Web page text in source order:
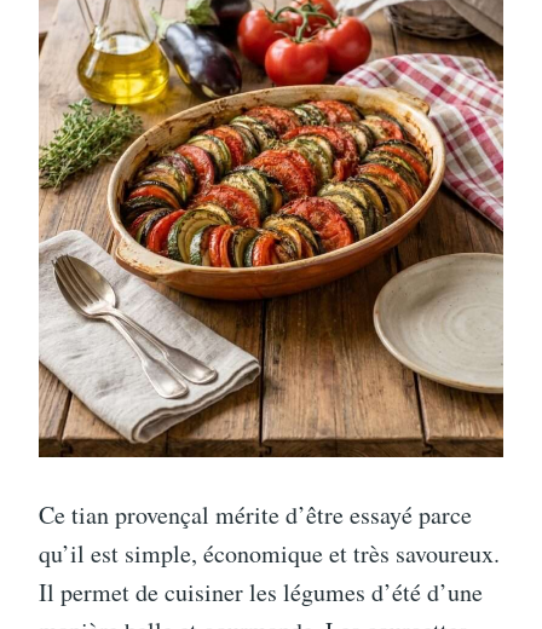
Ce tian provençal mérite d’être essayé parce
qu’il est simple, économique et très savoureux.
Il permet de cuisiner les légumes d’été d’une